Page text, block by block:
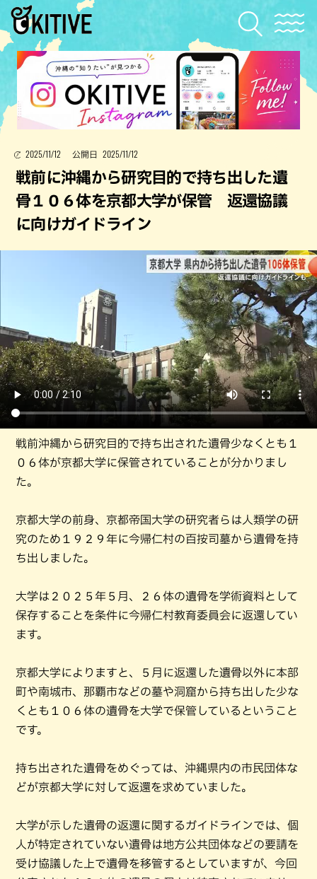
2025/11/12 公開日 2025/11/12
戦前に沖縄から研究目的で持ち出した遺
骨１０６体を京都大学が保管 返還協議
に向けガイドライン
戦前沖縄から研究目的で持ち出された遺骨少なくとも１
０６体が京都大学に保管されていることが分かりまし
た。
京都大学の前身、京都帝国大学の研究者らは人類学の研
究のため１９２９年に今帰仁村の百按司墓から遺骨を持
ち出しました。
大学は２０２５年５月、２６体の遺骨を学術資料として
保存することを条件に今帰仁村教育委員会に返還してい
ます。
京都大学によりますと、５月に返還した遺骨以外に本部
町や南城市、那覇市などの墓や洞窟から持ち出した少な
くとも１０６体の遺骨を大学で保管しているということ
です。
持ち出された遺骨をめぐっては、沖縄県内の市民団体な
どが京都大学に対して返還を求めていました。
大学が示した遺骨の返還に関するガイドラインでは、個
人が特定されていない遺骨は地方公共団体などの要請を
受け協議した上で遺骨を移管するとしていますが、今回